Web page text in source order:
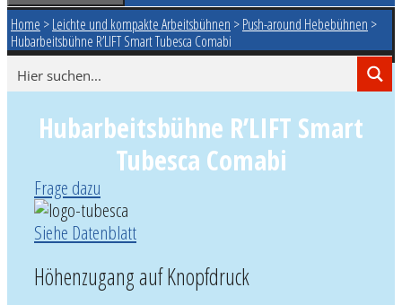
Home >Leichte und kompakte Arbeitsbühnen >Push-around Hebebühnen >
Hubarbeitsbühne R’LIFT Smart Tubesca Comabi
Hubarbeitsbühne R’LIFT Smart
Tubesca Comabi
Frage dazu
Siehe Datenblatt
Höhenzugang auf Knopfdruck